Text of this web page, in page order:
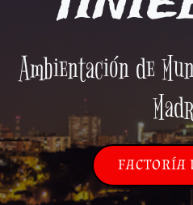
Ambientación de
FACTORÍA